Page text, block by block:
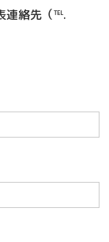
連絡先（℡.